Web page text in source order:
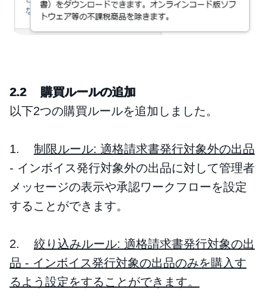
2.2 購買ルールの追加
以下2つの購買ルールを追加しました。
1. 制限ルール: 適格請求書発行対象外の出品
- インボイス発行対象外の出品に対して管理者
メッセージの表示や承認ワークフローを設定
することができます。
2. 絞り込みルール: 適格請求書発行対象の出
品 - インボイス発行対象の出品のみを購入す
るよう設定をすることができます。